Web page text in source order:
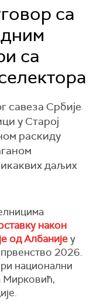
са
са
савеза Србије
у Старој
раскиду
даљих
након
од Албанијеу
2026.
национални
Мирковић,